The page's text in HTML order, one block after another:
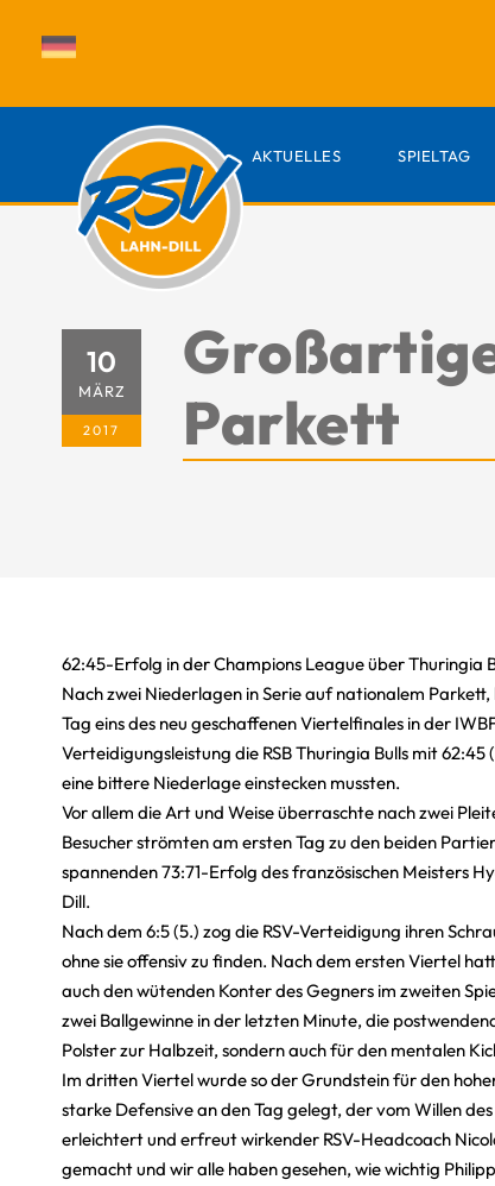
AKTUELLES SPIELTAG
10
MÄRZ
2017
Parkett
62:45-Erfolg in der Champions League über Thuringia
Nach zwei Niederlagen in Serie auf nationalem
Tag eins des neu geschaffenen Viertelfinales in der
Verteidigungsleistung die RSB Thuringia Bulls mit
eine bittere Niederlage einstecken mussten.
Vor allem die Art und Weise überraschte nach zwei
Besucher strömten am ersten Tag zu den beiden
spannenden 73:71-Erfolg des französischen Meisters
Dill.
Nach dem 6:5 (5.) zog die RSV-Verteidigung ihren
ohne sie offensiv zu finden. Nach dem ersten Viertel
auch den wütenden Konter des Gegners im zweiten
zwei Ballgewinne in der letzten Minute, die
Polster zur Halbzeit, sondern auch für den mentalen
Im dritten Viertel wurde so der Grundstein für den
starke Defensive an den Tag gelegt, der vom Willen
erleichtert und erfreut wirkender RSV-Headcoach
gemacht und wir alle haben gesehen, wie wichtig